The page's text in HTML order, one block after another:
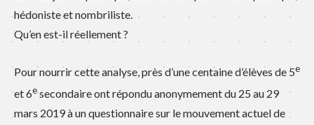
hédoniste et nombriliste.
Qu’en est-il réellement ?
Pour nourrir cette analyse, près d’une centaine d’élèves de 5e
et 6esecondaire ont répondu anonymement du 25 au 29
mars 2019 à un questionnaire sur le mouvement actuel de